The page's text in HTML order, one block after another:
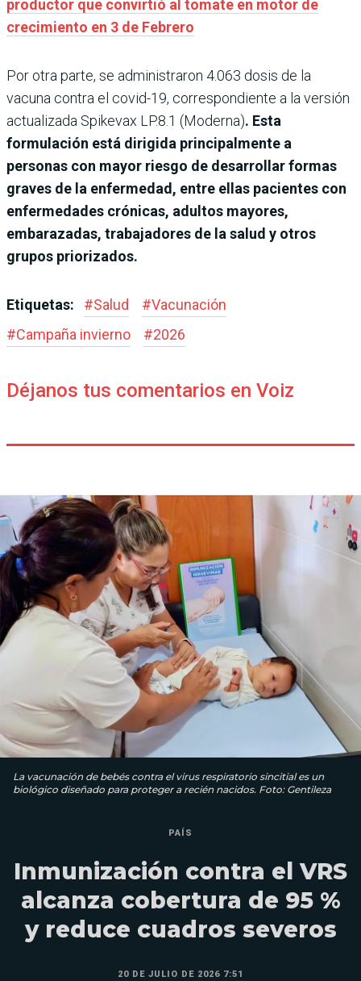
productor que convirtió al tomate en motor de
crecimiento en 3 de Febrero
Por otra parte, se administraron 4.063 dosis de la
vacuna contra el covid-19, correspondiente a la versión
actualizada Spikevax LP.8.1 (Moderna). Esta
formulación está dirigida principalmente a
personas con mayor riesgo de desarrollar formas
graves de la enfermedad, entre ellas pacientes con
enfermedades crónicas, adultos mayores,
embarazadas, trabajadores de la salud y otros
grupos priorizados.
Etiquetas: #Salud #Vacunación
#Campaña invierno #2026
Déjanos tus comentarios en Voiz
La vacunación de bebés contra el virus respiratorio sincitial es un
biológico diseñado para proteger a recién nacidos. Foto: Gentileza
PAÍS
Inmunización contra el VRS
alcanza cobertura de 95 %
y reduce cuadros severos
20 DE JULIO DE 2026 7:51